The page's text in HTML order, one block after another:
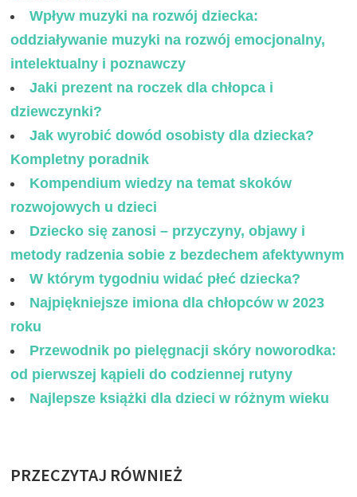
Wpływ muzyki na rozwój dziecka:
oddziaływanie muzyki na rozwój emocjonalny,
intelektualny i poznawczy
Jaki prezent na roczek dla chłopca i
dziewczynki?
Jak wyrobić dowód osobisty dla dziecka?
Kompletny poradnik
Kompendium wiedzy na temat skoków
rozwojowych u dzieci
Dziecko się zanosi – przyczyny, objawy i
metody radzenia sobie z bezdechem afektywnym
W którym tygodniu widać płeć dziecka?
Najpiękniejsze imiona dla chłopców w 2023
roku
Przewodnik po pielęgnacji skóry noworodka:
od pierwszej kąpieli do codziennej rutyny
Najlepsze książki dla dzieci w różnym wieku
PRZECZYTAJ RÓWNIEŻ